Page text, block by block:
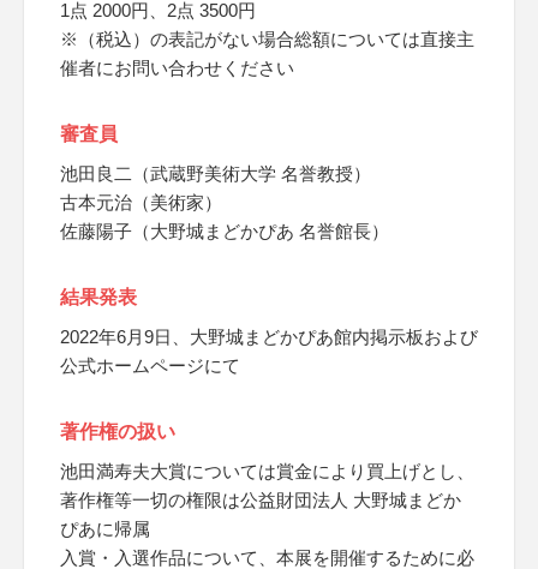
1点 2000円、2点 3500円
※（税込）の表記がない場合総額については直接主
催者にお問い合わせください
審査員
池田良二（武蔵野美術大学 名誉教授）
古本元治（美術家）
佐藤陽子（大野城まどかぴあ 名誉館長）
結果発表
2022年6月9日、大野城まどかぴあ館内掲示板および
公式ホームページにて
著作権の扱い
池田満寿夫大賞については賞金により買上げとし、
著作権等一切の権限は公益財団法人 大野城まどか
ぴあに帰属
入賞・入選作品について、本展を開催するために必